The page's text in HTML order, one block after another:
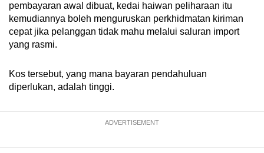
pembayaran awal dibuat, kedai haiwan peliharaan itu
kemudiannya boleh menguruskan perkhidmatan kiriman
cepat jika pelanggan tidak mahu melalui saluran import
yang rasmi.
Kos tersebut, yang mana bayaran pendahuluan
diperlukan, adalah tinggi.
ADVERTISEMENT